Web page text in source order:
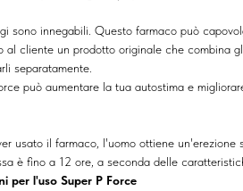
sono innegabili. Questo farmaco può
al cliente un prodotto originale che combina
separatamente.
può aumentare la tua autostima e
usato il farmaco, l'uomo ottiene
è fino a 12 ore, a seconda delle
per l'uso Super P Force